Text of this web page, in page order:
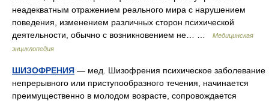
неадекватным отражением реального мира с нарушением
поведения, изменением различных сторон психической
деятельности, обычно с возникновением не… …
Медицинская
энциклопедия
ШИЗОФРЕНИЯ — мед. Шизофрения психическое заболевание
непрерывного или приступообразного течения, начинается
преимущественно в молодом возрасте, сопровождается